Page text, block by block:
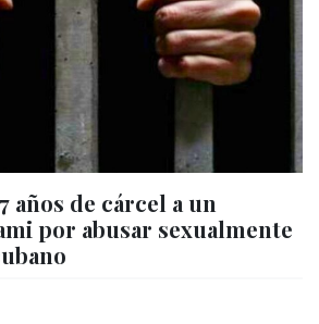
años de cárcel a un
por abusar sexualmente